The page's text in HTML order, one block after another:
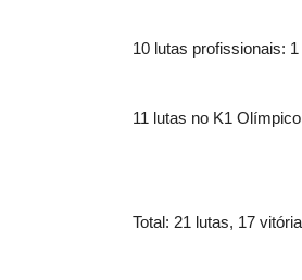
10 lutas profissionais:
11 lutas no K1
Total: 21 lutas, 17